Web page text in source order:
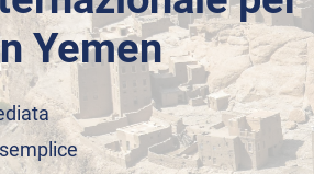
Yemen